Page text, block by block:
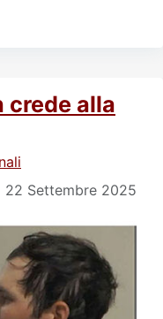
crede alla
22 Settembre 2025